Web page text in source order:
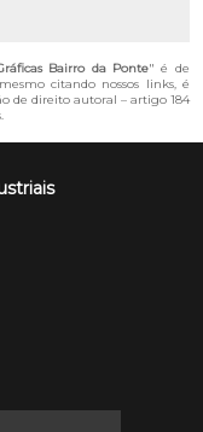
Bairro da Ponte" é de
citando nossos links, é
de direito autoral – artigo 184
.